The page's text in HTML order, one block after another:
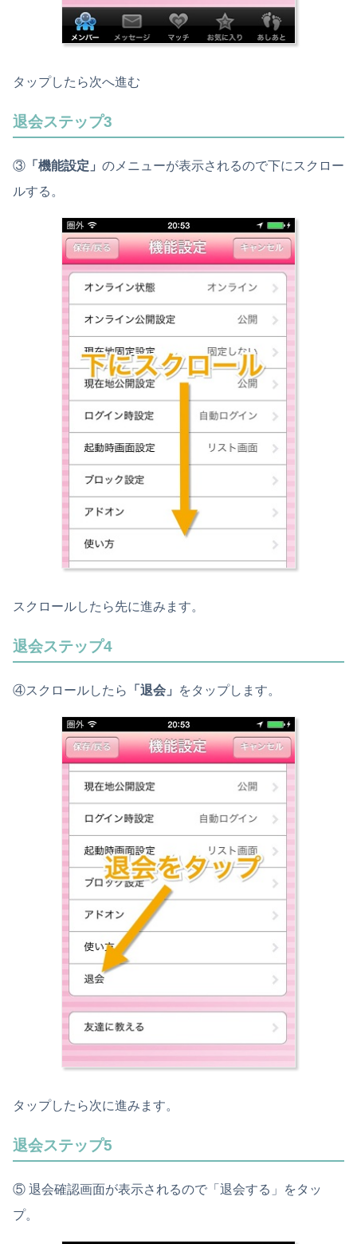
タップしたら次へ進む
退会ステップ3
③ 「機能設定」 のメニューが表示されるので下にスクロー
ルする。
スクロールしたら先に進みます。
退会ステップ4
④スクロールしたら 「退会」 をタップします。
タップしたら次に進みます。
退会ステップ5
⑤ 退会確認画面が表示されるので「退会する」をタッ
プ。